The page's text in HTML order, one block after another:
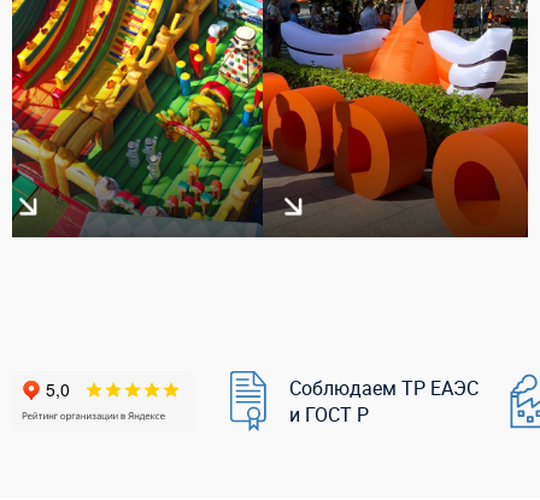
Соблюдаем ТР ЕАЭС
и ГОСТ Р